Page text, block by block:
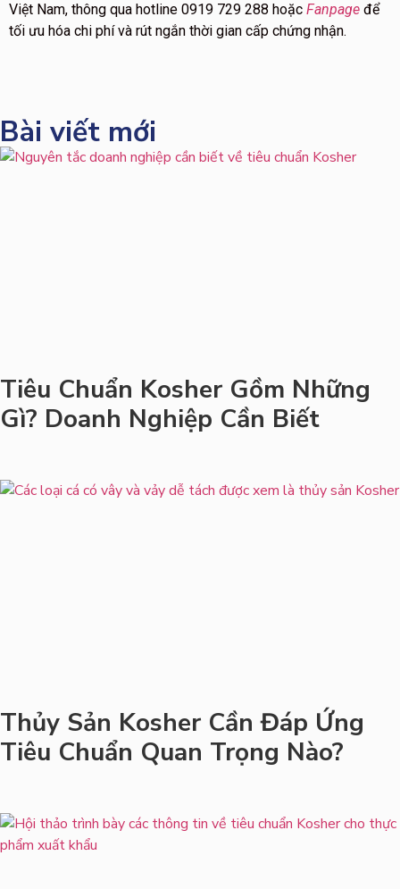
Việt Nam, thông qua hotline 0919 729 288 hoặc Fanpage để
tối ưu hóa chi phí và rút ngắn thời gian cấp chứng nhận.
Bài viết mới
Tiêu Chuẩn Kosher Gồm Những
Gì? Doanh Nghiệp Cần Biết
Thủy Sản Kosher Cần Đáp Ứng
Tiêu Chuẩn Quan Trọng Nào?